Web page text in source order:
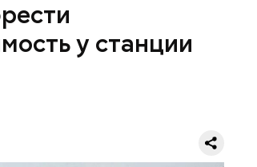
у станции
проголосовало